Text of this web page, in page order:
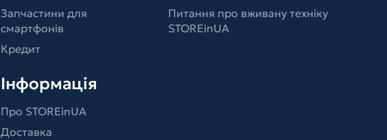
Запчастини для
смартфонів
Кредит
Інформація
Про STOREinUA
Доставка
Питання про вживану техніку
STOREinUA